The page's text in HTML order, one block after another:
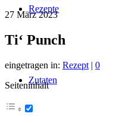
Rezepte
Zutaten
27 März 2023
Ti‘ Punch
eingetragen in: Rezept | 0
Seiteninhalt